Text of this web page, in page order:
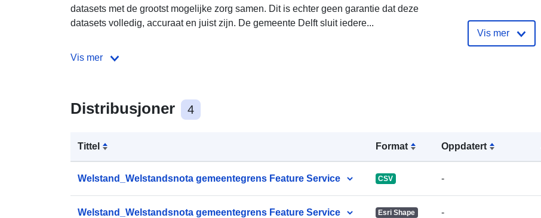
datasets met de grootst mogelijke zorg samen. Dit is echter geen garantie dat deze
datasets volledig, accuraat en juist zijn. De gemeente Delft sluit iedere...
Vis mer
Distribusjoner 4
Tittel Format Oppdatert
Welstand_Welstandsnota gemeentegrens Feature Service CSV -
Welstand_Welstandsnota gemeentegrens Feature Service Esri Shape -
Vis mer